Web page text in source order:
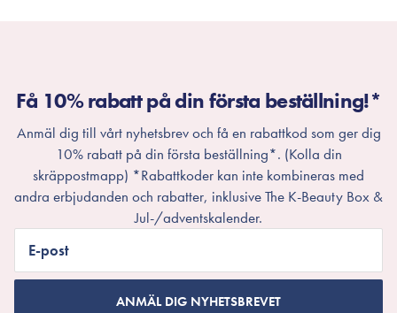
Få 10% rabatt på din första beställning!*
Anmäl dig till vårt nyhetsbrev och få en rabattkod som ger dig
10% rabatt på din första beställning*. (Kolla din
skräppostmapp) *Rabattkoder kan inte kombineras med
andra erbjudanden och rabatter, inklusive The K-Beauty Box &
Jul-/adventskalender.
E-post
ANMÄL DIG NYHETSBREVET